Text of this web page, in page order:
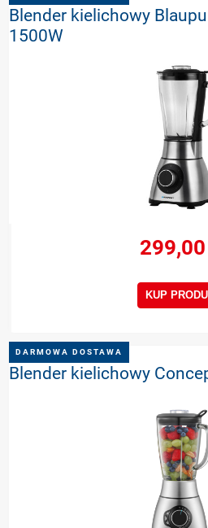
Blender kielichowy
1500W
299,00
KUP
Blender kielichowy
DARMOWA DOSTAWA